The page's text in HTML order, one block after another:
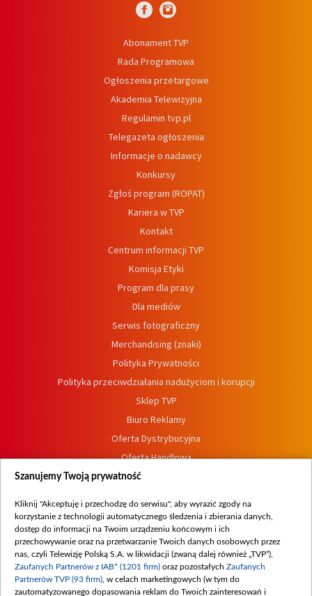
Abonament TVP
Rada Programowa
Ogłoszenia przetargowe
Akademia Telewizyjna
Regulamin tvp.pl
Telegazeta ogłoszenia
Informacje o nadawcy
Konkursy
Zgłoś program (ROPAT)
Kariera w TVP
Kontakt
Centrum informacji TVP
Komisja Etyki
Program dla prasy
Dla mediów
Serwis fotograficzny
Merchandising (znaki)
Polityka Prywatności
Polityka przeciwdziałania nadużyciom i korupcji
Sklep TVP
Biuro Reklamy
Oferta Dystrybucyjna
Oferta Handlowa
Dostępność
Procedura zgłoszeń wewnętrznych
Szanujemy Twoją prywatność
Kliknij "Akceptuję i przechodzę do serwisu", aby wyrazić zgody na
korzystanie z technologii automatycznego śledzenia i zbierania danych,
dostęp do informacji na Twoim urządzeniu końcowym i ich
przechowywanie oraz na przetwarzanie Twoich danych osobowych przez
nas, czyli Telewizję Polską S.A. w likwidacji (zwaną dalej również „TVP”),
Zaufanych Partnerów z IAB* (1201 firm) oraz pozostałych Zaufanych
Partnerów TVP (93 firm) , w celach marketingowych (w tym do
zautomatyzowanego dopasowania reklam do Twoich zainteresowań i